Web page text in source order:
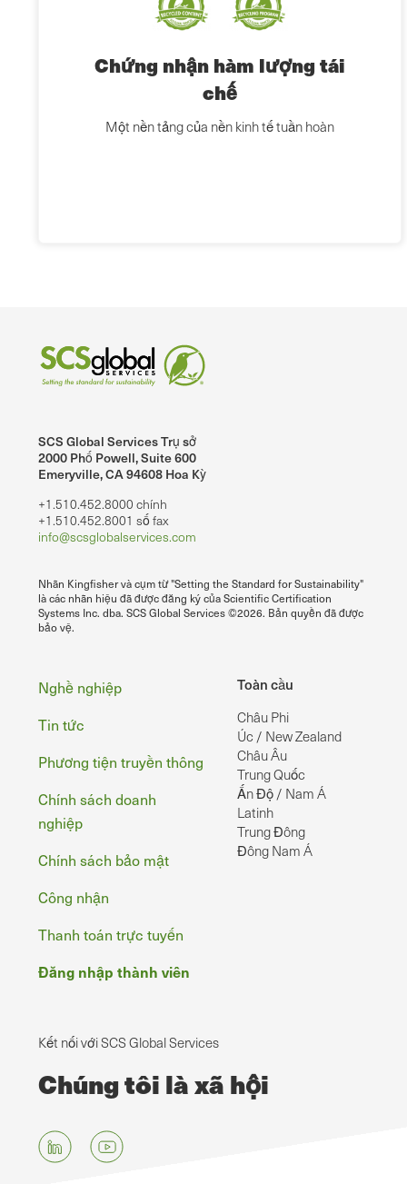
Chứng nhận hàm lượng tái
chế
Một nền tảng của nền kinh tế tuần hoàn
SCS Global Services Trụ sở
2000 Phố Powell, Suite 600
Emeryville, CA 94608 Hoa Kỳ
+1.510.452.8000 chính
+1.510.452.8001 số fax
info@scsglobalservices.com
Nhãn Kingfisher và cụm từ "Setting the Standard for Sustainability"
là các nhãn hiệu đã được đăng ký của Scientific Certification
Systems Inc. dba. SCS Global Services ©2026. Bản quyền đã được
bảo vệ.
Toàn cầu
Châu Phi
Úc / New Zealand
Châu Âu
Trung Quốc
Ấn Độ / Nam Á
Latinh
Trung Đông
Đông Nam Á
Chân
Nghề nghiệp
Tin tức
Phương tiện truyền thông
Chính sách doanh
nghiệp
Chính sách bảo mật
Công nhận
Thanh toán trực tuyến
Đăng nhập thành viên
Kết nối với SCS Global Services
Chúng tôi là xã hội